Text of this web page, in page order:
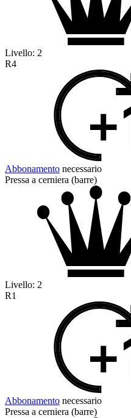
Livello: 2
R4
Abbonamento necessario
Pressa a cerniera (barre)
Livello: 2
R1
Abbonamento necessario
Pressa a cerniera (barre)